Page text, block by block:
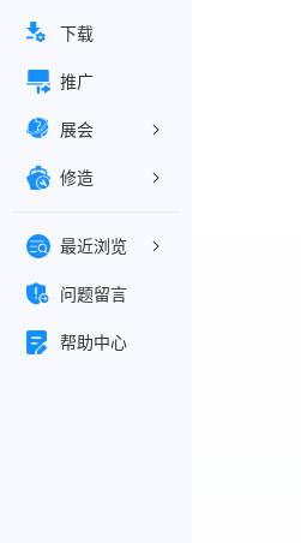
下载
推广
展会
修造
最近浏览
问题留言
帮助中心